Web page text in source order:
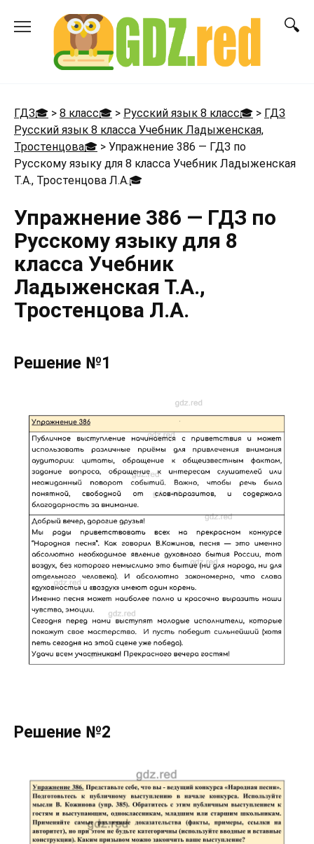
ГДЗ🎓 > 8 класс🎓 > Русский язык 8 класс🎓 > ГДЗ
Русский язык 8 класса Учебник Ладыженская,
Тростенцова🎓 > Упражнение 386 — ГДЗ по
Русскому языку для 8 класса Учебник Ладыженская
Т.А., Тростенцова Л.А.🎓
Упражнение 386 — ГДЗ по
Русскому языку для 8
класса Учебник
Ладыженская Т.А.,
Тростенцова Л.А.
Решение №1
Решение №2